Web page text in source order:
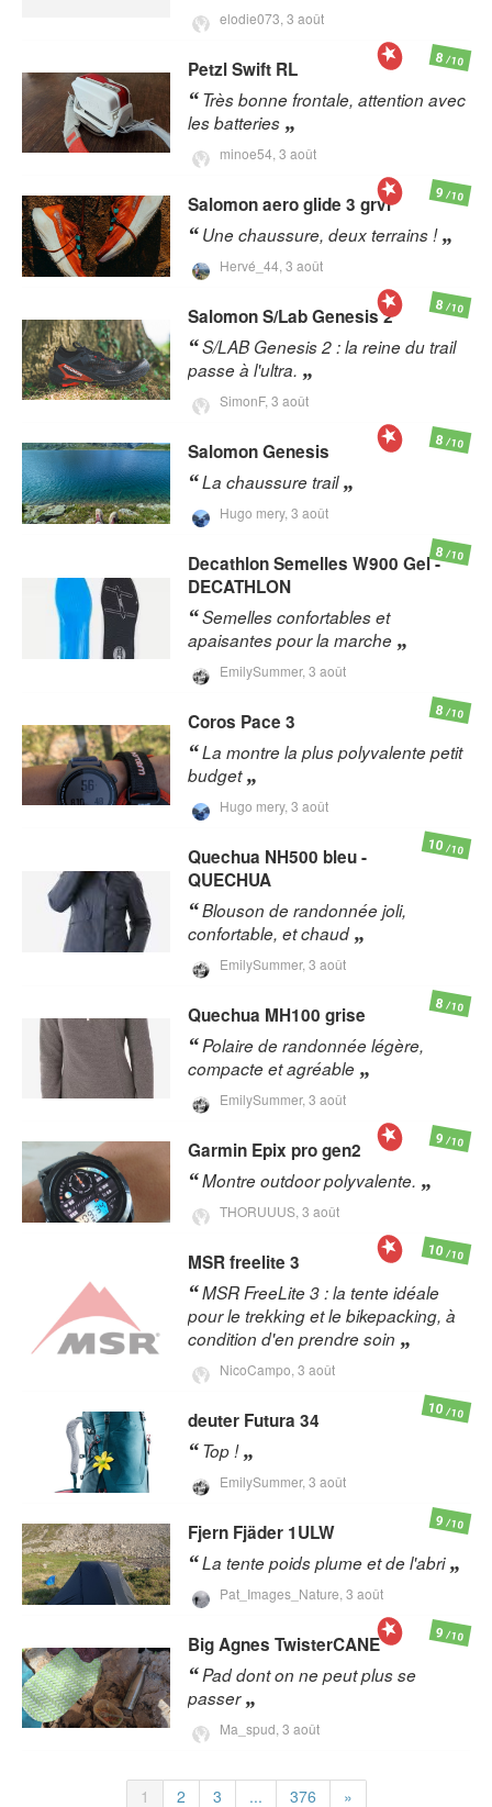
elodie073, 3 août
PetzlSwift RL
Très bonne frontale, attention avec
les batteries
minoe54, 3 août
8/10
Salomonaero glide 3 grvl
Une chaussure, deux terrains !
Hervé_44, 3 août
9/10
SalomonS/Lab Genesis 2
S/LAB Genesis 2 : la reine du trail
passe à l'ultra.
SimonF, 3 août
8/10
SalomonGenesis
La chaussure trail
Hugo mery, 3 août
8/10
DecathlonSemelles W900 Gel -
DECATHLON
Semelles confortables et
apaisantes pour la marche
EmilySummer, 3 août
8/10
Coros Pace 3
La montre la plus polyvalente petit
budget
Hugo mery, 3 août
8/10
Quechua NH500 bleu -
QUECHUA
Blouson de randonnée joli,
confortable, et chaud
EmilySummer, 3 août
10/10
Quechua MH100 grise
Polaire de randonnée légère,
compacte et agréable
EmilySummer, 3 août
8/10
Garmin Epix pro gen2
Montre outdoor polyvalente.
THORUUUS, 3 août
9/10
MSRfreelite 3
MSR FreeLite 3 : la tente idéale
pour le trekking et le bikepacking, à
condition d'en prendre soin
NicoCampo, 3 août
10/10
deuter Futura 34
Top !
EmilySummer, 3 août
10/10
Fjern Fjäder 1ULW
La tente poids plume et de l'abri
Pat_Images_Nature, 3 août
9/10
Big Agnes TwisterCANE
Pad dont on ne peut plus se
passer
Ma_spud, 3 août
9/10
1 2 3 ... 376 »